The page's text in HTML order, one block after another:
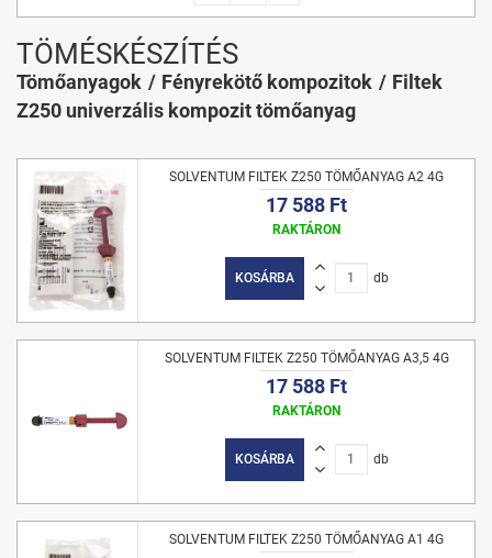
TÖMÉSKÉSZÍTÉS
Tömőanyagok Fényrekötő kompozitok
Filtek
Z250 univerzális kompozit tömőanyag
SOLVENTUM FILTEK Z250 TÖMŐANYAG A2 4G
17 588 Ft
RAKTÁRON
KOSÁRBA db
SOLVENTUM FILTEK Z250 TÖMŐANYAG A3,5 4G
17 588 Ft
RAKTÁRON
KOSÁRBA db
SOLVENTUM FILTEK Z250 TÖMŐANYAG A1 4G